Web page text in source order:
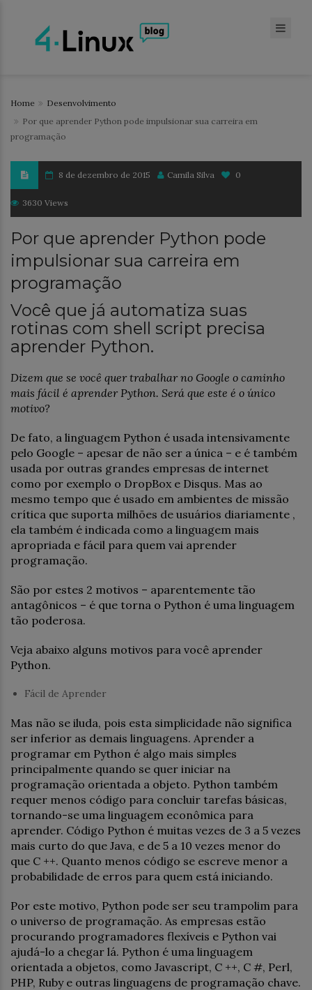
Home
Desenvolvimento
Por que aprender Python pode impulsionar sua carreira em
programação
8 de dezembro de 2015 Camila Silva 0
3630 Views
Por que aprender Python pode
impulsionar sua carreira em
programação
Você que já automatiza suas
rotinas com shell script precisa
aprender Python.
Dizem que se você quer trabalhar no Google o caminho
mais fácil é aprender Python. Será que este é o único
motivo?
De fato, a linguagem Python é usada intensivamente
pelo Google – apesar de não ser a única – e é também
usada por outras grandes empresas de internet
como por exemplo o DropBox e Disqus. Mas ao
mesmo tempo que é usado em ambientes de missão
crítica que suporta milhões de usuários diariamente ,
ela também é indicada como a linguagem mais
apropriada e fácil para quem vai aprender
programação.
São por estes 2 motivos – aparentemente tão
antagônicos – é que torna o Python é uma linguagem
tão poderosa.
Veja abaixo alguns motivos para você aprender
Python.
Fácil de Aprender
Mas não se iluda, pois esta simplicidade não significa
ser inferior as demais linguagens. Aprender a
programar em Python é algo mais simples
principalmente quando se quer iniciar na
programação orientada a objeto. Python também
requer menos código para concluir tarefas básicas,
tornando-se uma linguagem econômica para
aprender. Código Python é muitas vezes de 3 a 5 vezes
mais curto do que Java, e de 5 a 10 vezes menor do
que C ++. Quanto menos código se escreve menor a
probabilidade de erros para quem está iniciando.
Por este motivo, Python pode ser seu trampolim para
o universo de programação. As empresas estão
procurando programadores flexíveis e Python vai
ajudá-lo a chegar lá. Python é uma linguagem
orientada a objetos, como Javascript, C ++, C #, Perl,
PHP, Ruby e outras linguagens de programação chave.